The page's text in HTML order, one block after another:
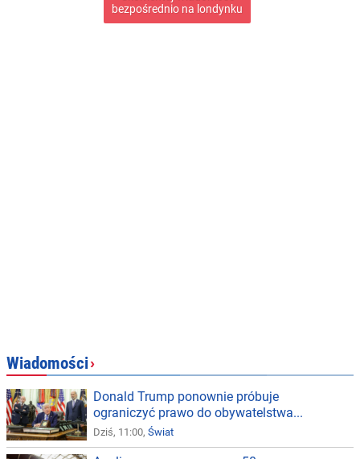
bezpośrednio na londynku
Wiadomości›
Donald Trump ponownie próbuje
ograniczyć prawo do obywatelstwa...
Dziś, 11:00, Świat